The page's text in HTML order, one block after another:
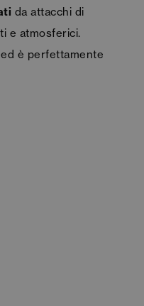
da attacchi di
e atmosferici.
è perfettamente